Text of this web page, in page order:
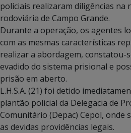
policiais realizaram diligências na
rodoviária de Campo Grande.
Durante a operação, os agentes
com as mesmas características
realizar a abordagem, constatou-
evadido do sistema prisional e
prisão em aberto.
L.H.S.A. (21) foi detido
plantão policial da Delegacia de
Comunitário (Depac) Cepol, onde
as devidas providências legais.